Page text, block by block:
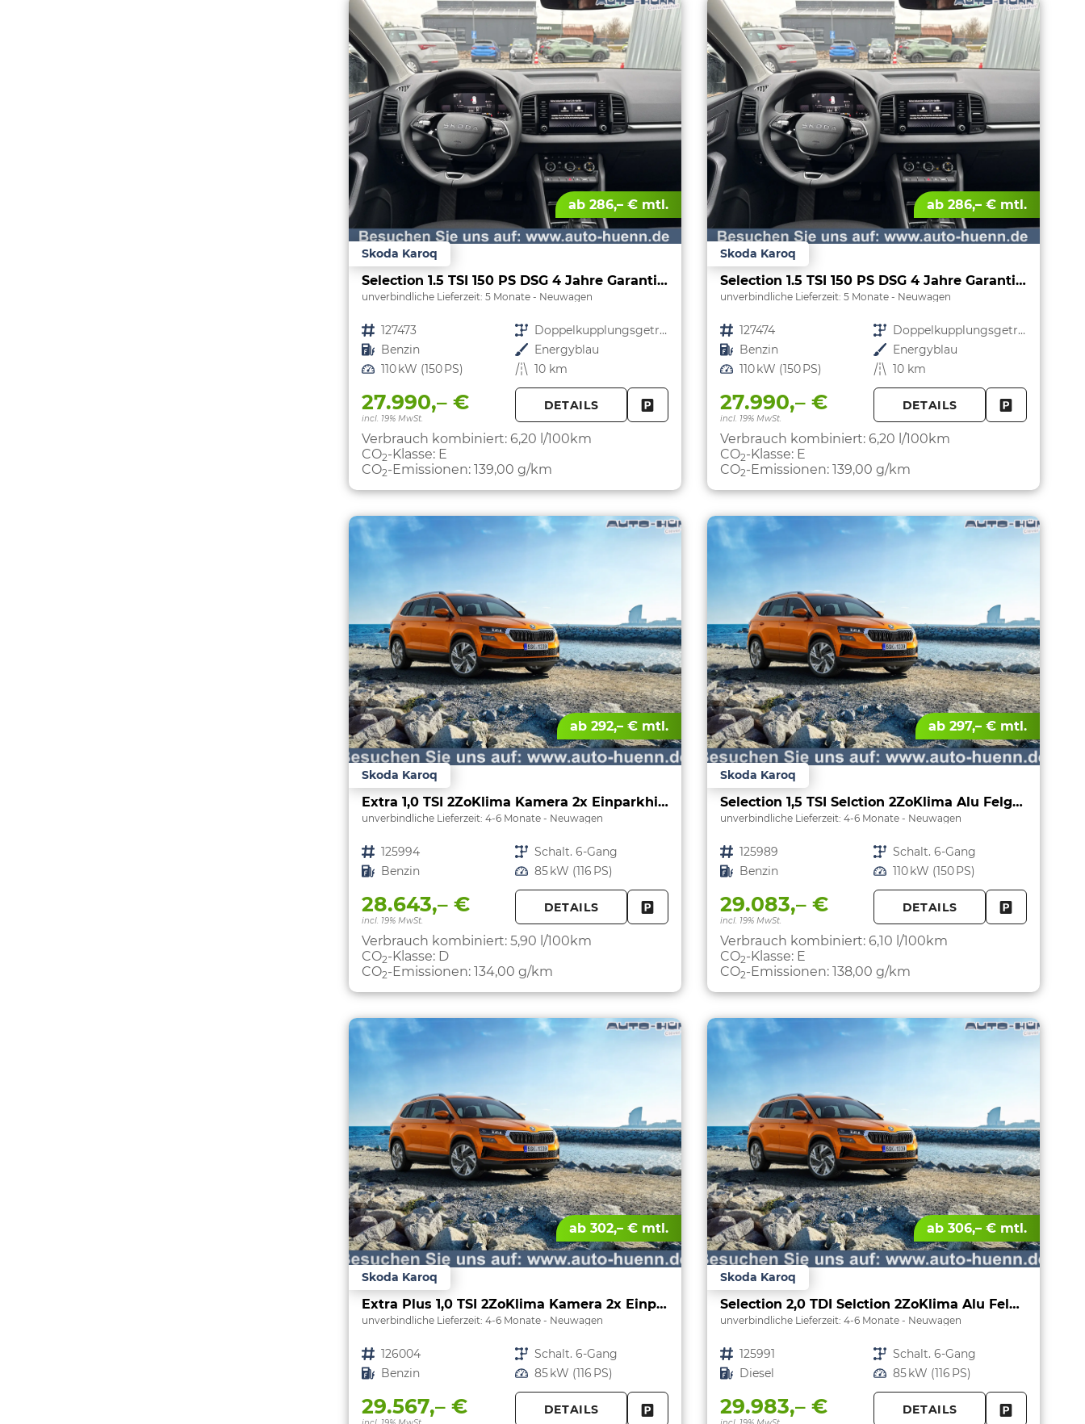
ab 286,– € mtl.
Skoda Karoq
Selection 1.5 TSI 150 PS DSG 4 Jahre Garantie-Keyless Start-AppleCarPlay-AndroidAuto-Sunset-Tempomat-2-Zonen-Klima-16''Alu
unverbindliche Lieferzeit: 5 Monate Neuwagen
Fahrzeugnr. 127473 Getriebe
Doppelkupplungsgetriebe (DSG)
Kraftstoff Benzin Außenfarbe Energyblau
Leistung 110 kW (150 PS) Kilometerstand 10 km
27.990,– €
incl. 19% MwSt.
DETAILS FAHRZEUG PARKEN
Verbrauch kombiniert: 6,20 l/100km
CO2-Klasse: E
CO2-Emissionen: 139,00 g/km
ab 286,– € mtl.
Skoda Karoq
Selection 1.5 TSI 150 PS DSG 4 Jahre Garantie-Keyless Start-AppleCarPlay-AndroidAuto-Sunset-Tempomat-2-Zonen-Klima-16''Alu
unverbindliche Lieferzeit: 5 Monate Neuwagen
Fahrzeugnr. 127474 Getriebe
Doppelkupplungsgetriebe (DSG)
Kraftstoff Benzin Außenfarbe Energyblau
Leistung 110 kW (150 PS) Kilometerstand 10 km
27.990,– €
incl. 19% MwSt.
DETAILS
Verbrauch kombiniert: 6,20 l/100km
CO2-Klasse: E
CO2-Emissionen: 139,00 g/km
ab 292,– € mtl.
Skoda Karoq
Extra 1,0 TSI 2ZoKlima Kamera 2x Einparkhilfe Alu Felgen 5J Garantie Sitzheizung LED Scheinwerfer ACC
unverbindliche Lieferzeit: 4-6 Monate Neuwagen
Fahrzeugnr. 125994 Getriebe Schalt. 6-Gang
Kraftstoff Benzin Leistung 85 kW (116 PS)
28.643,– €
incl. 19% MwSt.
DETAILS FAHRZEUG PARKEN
Verbrauch kombiniert: 5,90 l/100km
CO2-Klasse: D
CO2-Emissionen: 134,00 g/km
ab 297,– € mtl.
Skoda Karoq
Selection 1,5 TSI Selction 2ZoKlima Alu Felgen 5J Garantie Sitzheizung LED Scheinwerfer Tempomat
unverbindliche Lieferzeit: 4-6 Monate Neuwagen
Fahrzeugnr. 125989 Getriebe Schalt. 6-Gang
Kraftstoff Benzin Leistung 110 kW (150 PS)
29.083,– €
incl. 19% MwSt.
DETAILS
Verbrauch kombiniert: 6,10 l/100km
CO2-Klasse: E
CO2-Emissionen: 138,00 g/km
ab 302,– € mtl.
Skoda Karoq
Extra Plus 1,0 TSI 2ZoKlima Kamera 2x Einparkhilfe Alu Felgen 5J Garantie Sitzheizung Matrix el Heckklappe ACC
unverbindliche Lieferzeit: 4-6 Monate Neuwagen
Fahrzeugnr. 126004 Getriebe Schalt. 6-Gang
Kraftstoff Benzin Leistung 85 kW (116 PS)
29.567,– € DETAILS FAHRZEUG PARKEN
ab 306,– € mtl.
Skoda Karoq
Selection 2,0 TDI Selction 2ZoKlima Alu Felgen 5J Garantie Sitzheizung LED Scheinwerfer Tempomat
unverbindliche Lieferzeit: 4-6 Monate Neuwagen
Fahrzeugnr. 125991 Getriebe Schalt. 6-Gang
Kraftstoff Diesel Leistung 85 kW (116 PS)
29.983,– € DETAILS